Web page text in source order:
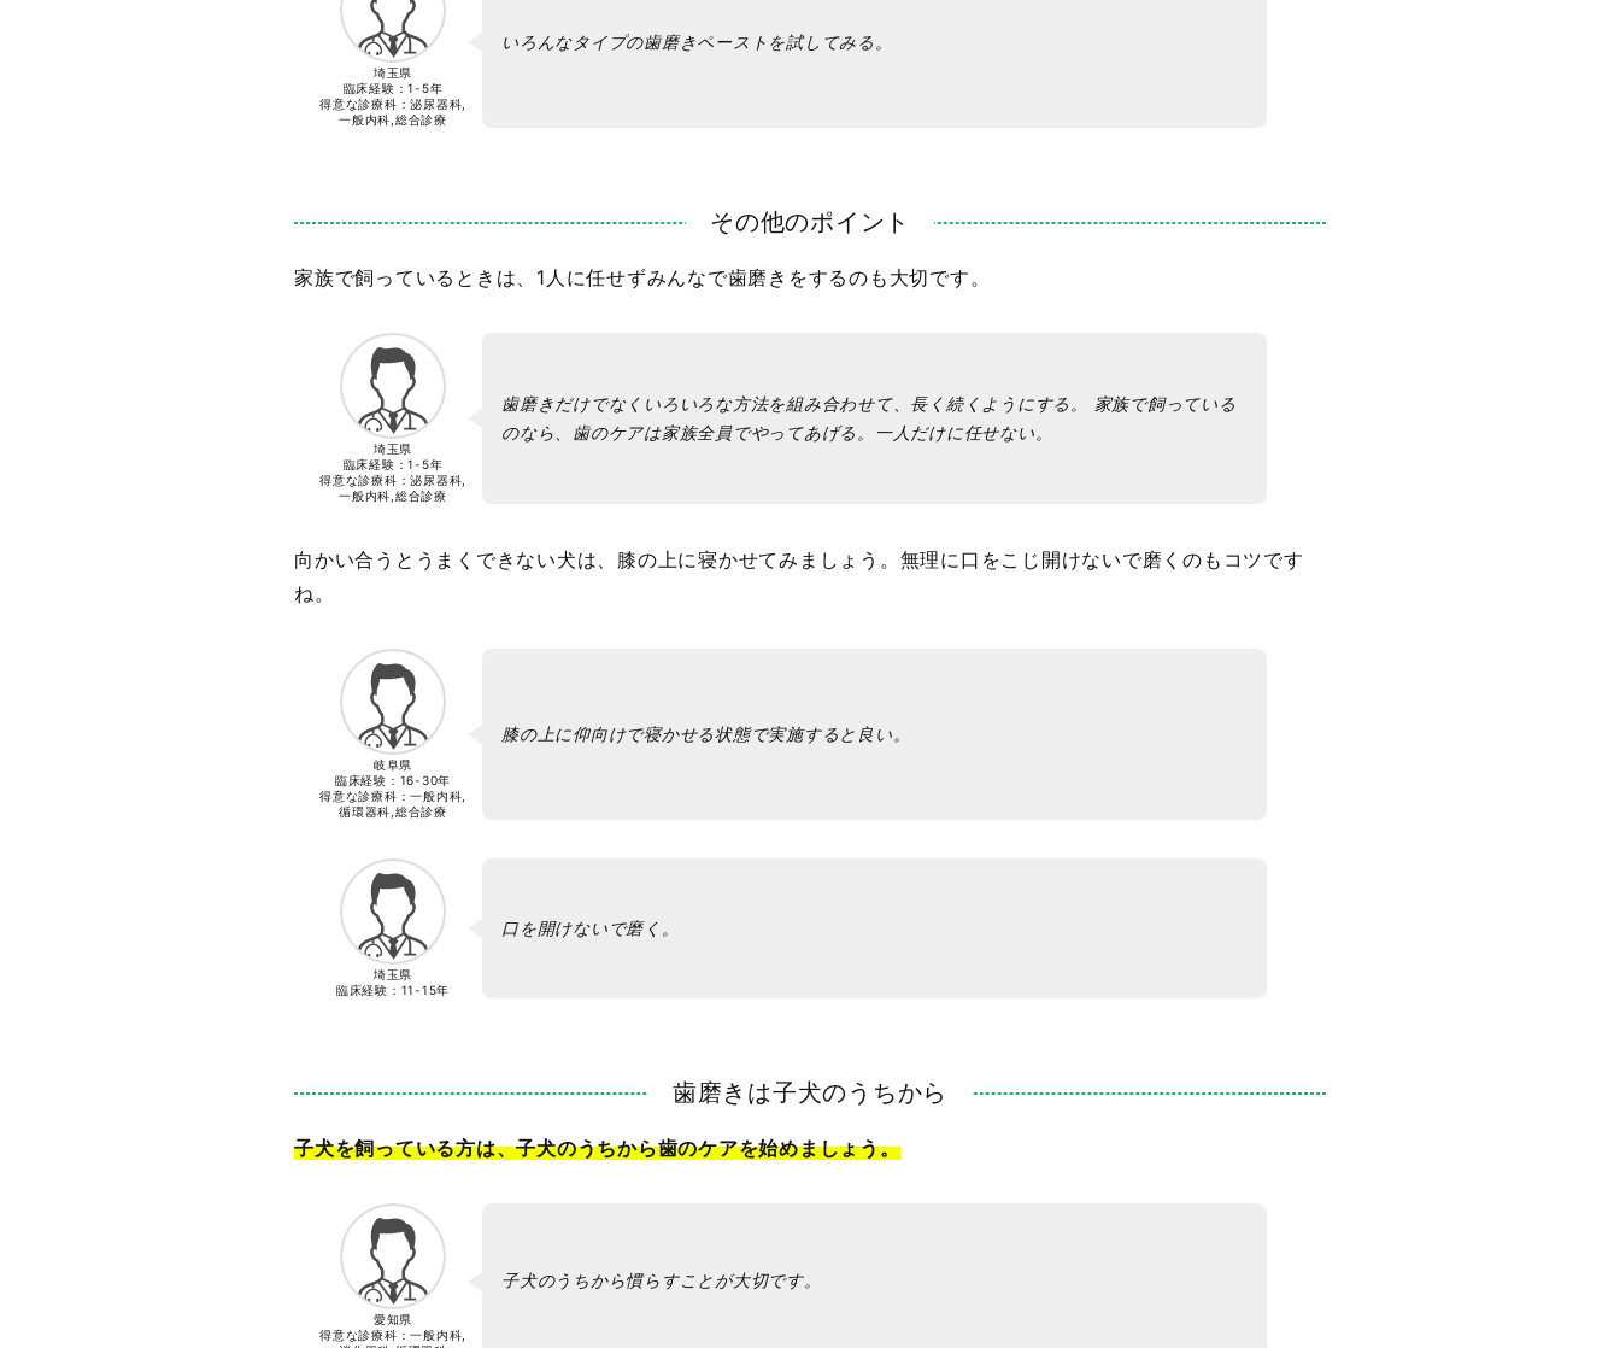
埼玉県
臨床経験：1-5年
得意な診療科：泌尿器科,
一般内科,総合診療
いろんなタイプの歯磨きペーストを試してみる。
その他のポイント
家族で飼っているときは、1人に任せずみんなで歯磨きをするのも大切です。
埼玉県
臨床経験：1-5年
得意な診療科：泌尿器科,
一般内科,総合診療
歯磨きだけでなくいろいろな方法を組み合わせて、長く続くようにする。 家族で飼っている
のなら、歯のケアは家族全員でやってあげる。一人だけに任せない。
向かい合うとうまくできない犬は、膝の上に寝かせてみましょう。無理に口をこじ開けないで磨くのもコツです
ね。
岐阜県
臨床経験： 16-30年
得意な診療科：一般内科,
循環器科,総合診療
膝の上に仰向けで寝かせる状態で実施すると良い。
埼玉県
臨床経験： 11-15年
口を開けないで磨く。
歯磨きは子犬のうちから
子犬を飼っている方は、子犬のうちから歯のケアを始めましょう。
愛知県
得意な診療科：一般内科,
子犬のうちから慣らすことが大切です。